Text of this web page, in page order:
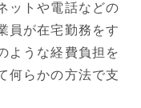
ットや電話などの
員が在宅勤務をす
ような経費負担を
何らかの方法で支